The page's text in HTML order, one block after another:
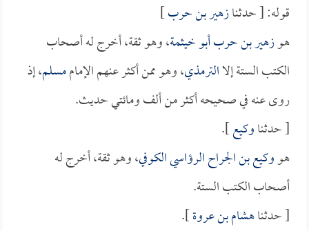
قوله: [ حدثنازهير بن حرب]
هوزهير بن حرب أبو خيثمة، وهو ثقة، أخرج له أصحاب
الكتب الستة إلاالترمذي، وهو ممن أكثر عنهم الإماممسلم، إذ
روى عنه في صحيحه أكثر من ألف ومائتي حديث.
[ حدثناوكيع].
هووكيع بن الجراح الرؤاسي الكوفي، وهو ثقة، أخرج له
أصحاب الكتب الستة.
[ حدثناهشام بن عروة].